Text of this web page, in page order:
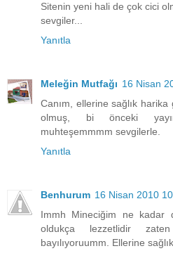
Sitenin yeni hali de çok cici
sevgiler...
Yanıtla
Meleğin Mutfağı 16 Nisan
Canım, ellerine sağlık
olmuş, bi önceki
muhteşemmmm sevgilerle.
Yanıtla
Benhurum 16 Nisan 2010
Immh Mineciğim ne kadar
oldukça lezzetlidir
bayılıyoruumm. Ellerine